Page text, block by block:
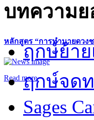
หลักสูตร “การทำนายดวง
Read more
บทความ
ฤกษ์ย้า
ฤกษ์จดท
Sages